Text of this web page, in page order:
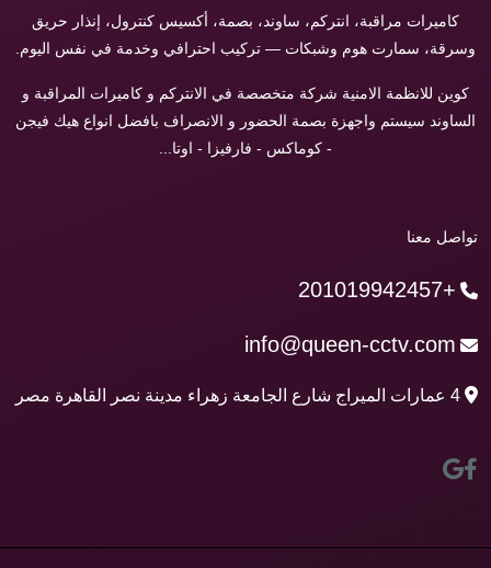
كاميرات مراقبة، انتركم، ساوند، بصمة، أكسيس كنترول، إنذار حريق
وسرقة، سمارت هوم وشبكات — تركيب احترافي وخدمة في نفس اليوم.
كوين للانظمة الامنية شركة متخصصة في الانتركم و كاميرات المراقبة و
الساوند سيستم واجهزة بصمة الحضور و الانصراف بافضل انواع هيك فيجن
- كوماكس - فارفيزا - اوتا...
تواصل معنا
+201019942457
info@queen-cctv.com
4 عمارات الميراج شارع الجامعة زهراء مدينة نصر القاهرة مصر